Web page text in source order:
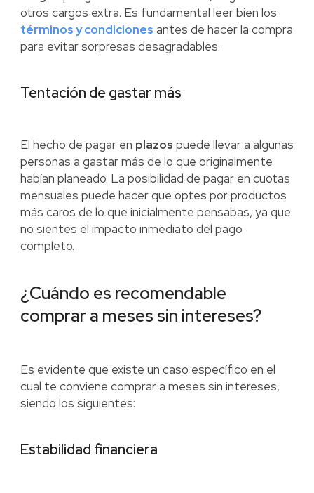
otros cargos extra. Es fundamental leer bien los
términos y condiciones antes de hacer la compra
para evitar sorpresas desagradables.
Tentación de gastar más
El hecho de pagar en plazos puede llevar a algunas
personas a gastar más de lo que originalmente
habían planeado. La posibilidad de pagar en cuotas
mensuales puede hacer que optes por productos
más caros de lo que inicialmente pensabas, ya que
no sientes el impacto inmediato del pago
completo.
¿Cuándo es recomendable
comprar a meses sin intereses?
Es evidente que existe un caso específico en el
cual te conviene comprar a meses sin intereses,
siendo los siguientes:
Estabilidad financiera